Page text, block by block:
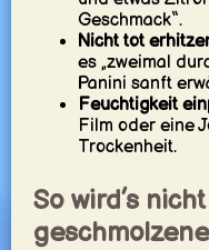
Geschmack“.
Nicht tot
es „zweimal
Panini sanft
Feuchtigkeit
Film oder eine
Trockenheit.
So wird’s